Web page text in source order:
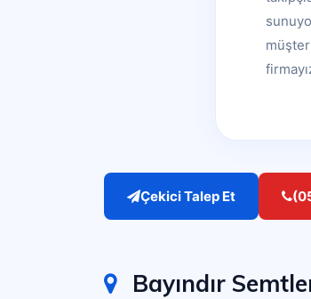
Çekici Talep Et
Bayındır